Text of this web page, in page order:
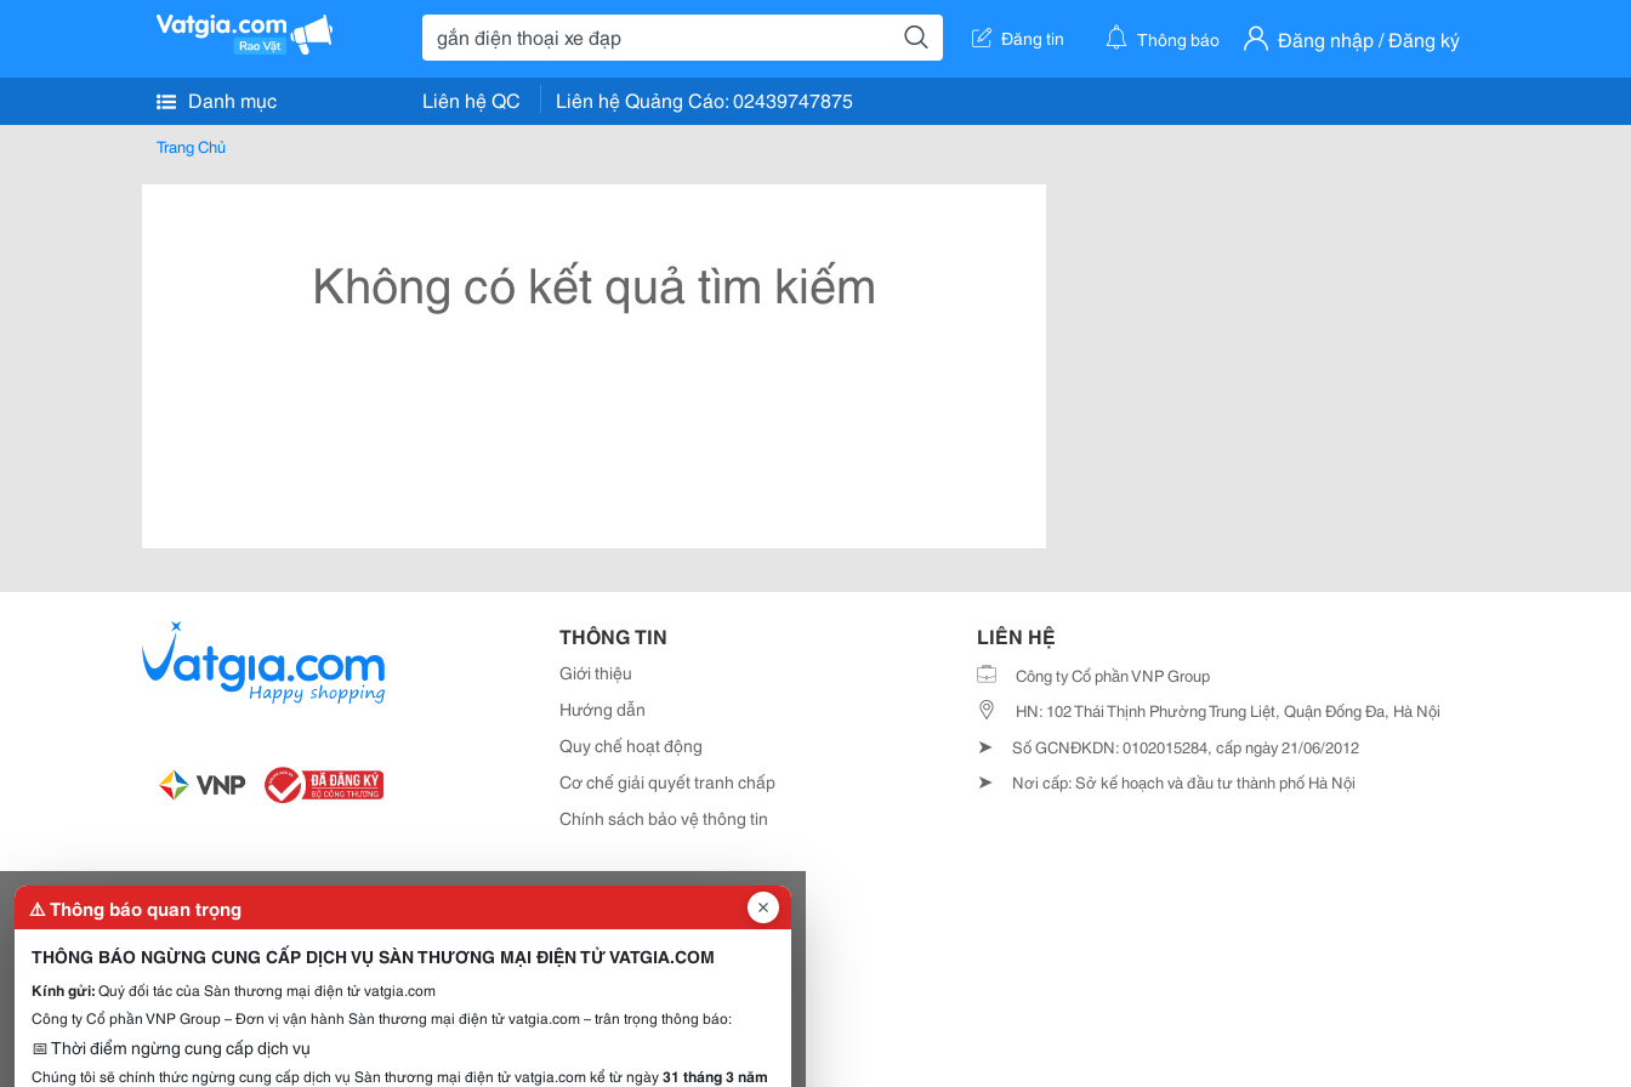
Đăng tin Thông báo Đăng nhập / Đăng ký
Danh mục Liên hệ QC Liên hệ Quảng Cáo: 02439747875
Trang Chủ
Không có kết quả tìm kiếm
THÔNG TIN
Giới thiệu
Hướng dẫn
Quy chế hoạt động
Cơ chế giải quyết tranh chấp
Chính sách bảo vệ thông tin
LIÊN HỆ
Công ty Cổ phần VNP Group
HN: 102 Thái Thịnh Phường Trung Liệt, Quận Đống Đa, Hà Nội
➤ Số GCNĐKDN: 0102015284, cấp ngày 21/06/2012
➤ Nơi cấp: Sở kế hoạch và đầu tư thành phố Hà Nội
⚠️ Thông báo quan trọng
THÔNG BÁO NGỪNG CUNG CẤP DỊCH VỤ SÀN THƯƠNG MẠI ĐIỆN TỬ VATGIA.COM
Kính gửi:Quý đối tác của Sàn thương mại điện tử vatgia.com
Công ty Cổ phần VNP Group – Đơn vị vận hành Sàn thương mại điện tử vatgia.com – trân trọng thông báo:
📅 Thời điểm ngừng cung cấp dịch vụ
Chúng tôi sẽ chính thức ngừng cung cấp dịch vụ Sàn thương mại điện tử vatgia.com kể từ ngày31 tháng 3 năm